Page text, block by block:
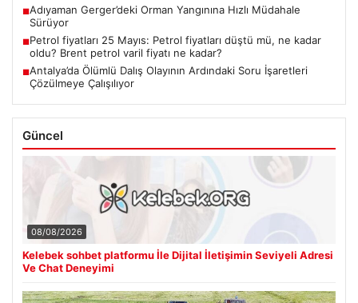
■Adıyaman Gerger’deki Orman Yangınına Hızlı Müdahale
Sürüyor
■Petrol fiyatları 25 Mayıs: Petrol fiyatları düştü mü, ne kadar
oldu? Brent petrol varil fiyatı ne kadar?
■Antalya’da Ölümlü Dalış Olayının Ardındaki Soru İşaretleri
Çözülmeye Çalışılıyor
Güncel
08/08/2026
Kelebek sohbet platformu İle Dijital İletişimin Seviyeli Adresi
Ve Chat Deneyimi